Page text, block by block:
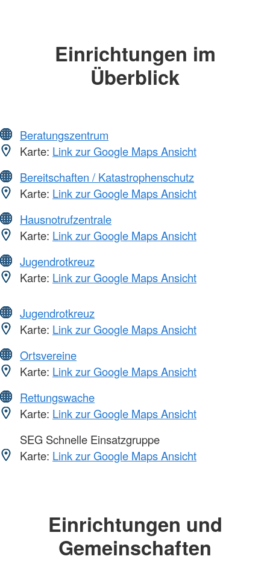
Einrichtungen im
Überblick
Beratungszentrum
Karte: Link zur Google Maps Ansicht
Bereitschaften / Katastrophenschutz
Karte: Link zur Google Maps Ansicht
Hausnotrufzentrale
Karte: Link zur Google Maps Ansicht
Jugendrotkreuz
Karte: Link zur Google Maps Ansicht
Jugendrotkreuz
Karte: Link zur Google Maps Ansicht
Ortsvereine
Karte: Link zur Google Maps Ansicht
Rettungswache
Karte: Link zur Google Maps Ansicht
SEG Schnelle Einsatzgruppe
Karte: Link zur Google Maps Ansicht
Einrichtungen und
Gemeinschaften